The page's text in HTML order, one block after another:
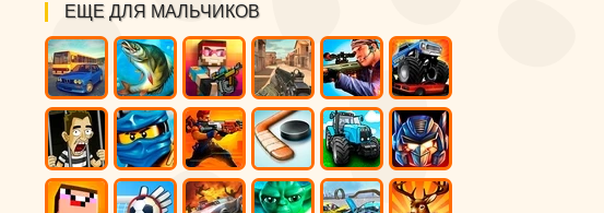
ЕЩЕ ДЛЯ МАЛЬЧИКОВ